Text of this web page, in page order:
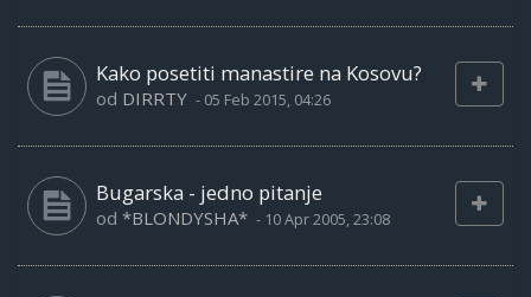
Kako posetiti manastire na Kosovu?
od DIRRTY - 05 Feb 2015, 04:26
Bugarska - jedno pitanje
od *BLONDYSHA* - 10 Apr 2005, 23:08